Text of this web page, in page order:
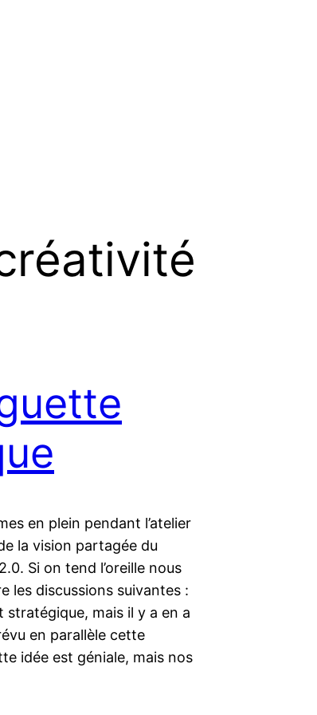
en plein pendant l’atelier
la vision partagée du
Si on tend l’oreille nous
les discussions suivantes :
stratégique, mais il y a en a
en parallèle cette
idée est géniale, mais nos